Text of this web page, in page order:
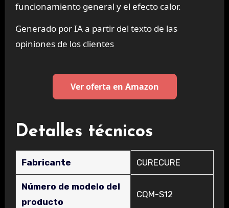
funcionamiento general y el efecto calor.
Generado por IA a partir del texto de las
opiniones de los clientes
Ver oferta en Amazon
Detalles técnicos
Fabricante ‎CURECURE
Número de modelo del
producto
‎CQM-S12